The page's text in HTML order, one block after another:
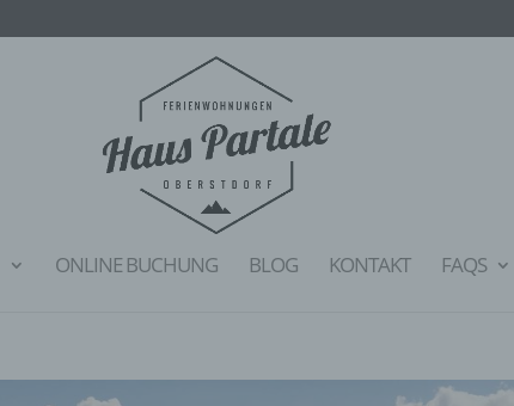
ONLINE BUCHUNG BLOG KONTAKT FAQS